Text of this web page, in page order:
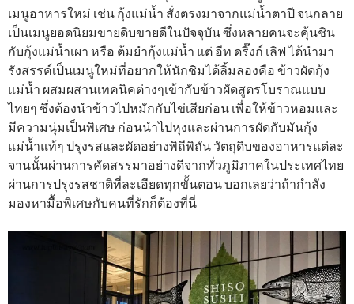
เมนูอาหารใหม่ เช่น กุ้งแม่น้ำ สั่งตรงมาจากแม่น้ำตาปี จนกลาย
เป็นเมนูยอดนิยมขายดิบขายดีในปัจจุบัน ซึ่งหลายคนจะคุ้นชิน
กับกุ้งแม่น้ำเผา หรือ ต้มยำกุ้งแม่น้ำ แต่ อีท ดริ๊งก์ เลิฟ ได้นำมา
รังสรรค์เป็นเมนูใหม่ที่อยากให้นักชิมได้ลิ้มลองคือ ข้าวผัดกุ้ง
แม่น้ำ ผสมผสานเทคนิคต่างๆเข้ากับข้าวผัดสูตรโบราณแบบ
ไทยๆ ซึ่งต้องนำข้าวไปหมักกับไข่เสียก่อน เพื่อให้ข้าวหอมและ
มีความนุ่มเป็นพิเศษ ก่อนนำไปหุงและผ่านการผัดกับมันกุ้ง
แม่น้ำแท้ๆ ปรุงรสและผัดอย่างพิถีพิถัน วัตถุดิบของอาหารแต่ละ
จานนั้นผ่านการคัดสรรมาอย่างดีจากทั่วภูมิภาคในประเทศไทย
ผ่านการปรุงรสชาติที่ละเอียดทุกขั้นตอน บอกเลยว่าถ้ากำลัง
มองหามื้อพิเศษกับคนที่รักก็ต้องที่นี่